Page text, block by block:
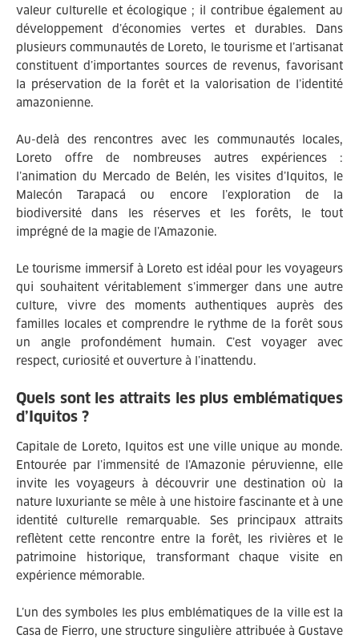
valeur culturelle et écologique ; il contribue également au
développement d’économies vertes et durables. Dans
plusieurs communautés de Loreto, le tourisme et l’artisanat
constituent d’importantes sources de revenus, favorisant
la préservation de la forêt et la valorisation de l’identité
amazonienne.
Au-delà des rencontres avec les communautés locales,
Loreto offre de nombreuses autres expériences :
l’animation du Mercado de Belén, les visites d’Iquitos, le
Malecón Tarapacá ou encore l’exploration de la
biodiversité dans les réserves et les forêts, le tout
imprégné de la magie de l’Amazonie.
Le tourisme immersif à Loreto est idéal pour les voyageurs
qui souhaitent véritablement s’immerger dans une autre
culture, vivre des moments authentiques auprès des
familles locales et comprendre le rythme de la forêt sous
un angle profondément humain. C’est voyager avec
respect, curiosité et ouverture à l’inattendu.
Quels sont les attraits les plus emblématiques
d’Iquitos ?
Capitale de Loreto, Iquitos est une ville unique au monde.
Entourée par l’immensité de l’Amazonie péruvienne, elle
invite les voyageurs à découvrir une destination où la
nature luxuriante se mêle à une histoire fascinante et à une
identité culturelle remarquable. Ses principaux attraits
reflètent cette rencontre entre la forêt, les rivières et le
patrimoine historique, transformant chaque visite en
expérience mémorable.
L’un des symboles les plus emblématiques de la ville est la
Casa de Fierro, une structure singulière attribuée à Gustave